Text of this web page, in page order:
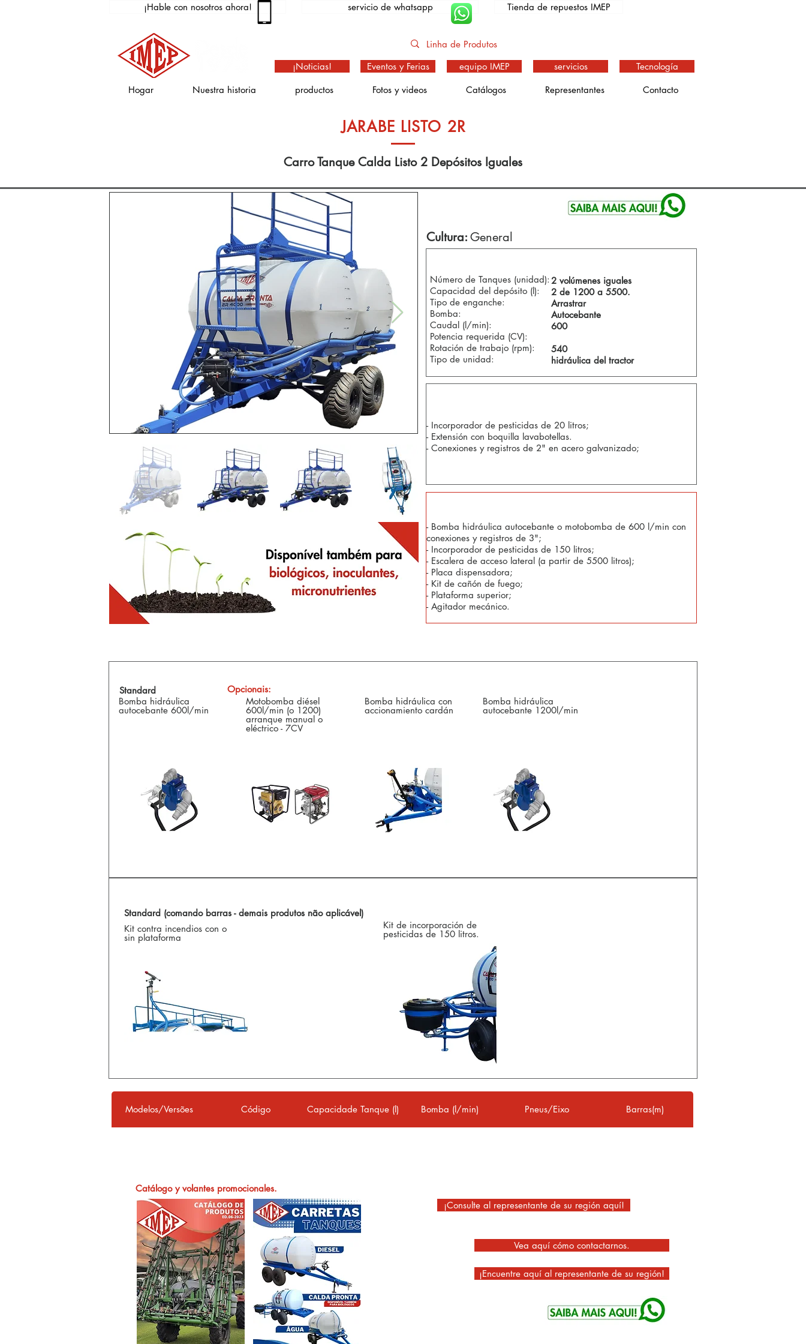
¡Hable con nosotros ahora!
Hogar Nuestra historia productos Fotos y videos Catálogos Representantes Contacto
servicio de whatsapp
¡Noticias! Eventos y Ferias servicios Tecnología
equipo IMEP
Tienda de repuestos IMEP
JARABE LISTO 2R
Carro Tanque Calda Listo 2 Depósitos Iguales
Cultura:General
Número de Tanques (unidad):
Capacidad del depósito (l):
Tipo de enganche:
Bomba:
Caudal (l/min):
Potencia requerida (CV):
Rotación de trabajo (rpm):
Tipo de unidad:
2 volúmenes iguales
2 de 1200 a 5500.
Arrastrar
Autocebante
600
540
hidráulica del tractor
¡Consulte al representante de su región aquí!
- Incorporador de pesticidas de 20 litros;
- Extensión con boquilla lavabotellas.
- Conexiones y registros de 2" en acero galvanizado;
- Bomba hidráulica autocebante o motobomba de 600 l/min con
conexiones y registros de 3";
- Incorporador de pesticidas de 150 litros;
- Escalera de acceso lateral (a partir de 5500 litros);
- Placa dispensadora;
- Kit de cañón de fuego;
- Plataforma superior;
- Agitador mecánico.
Bomba hidráulica
autocebante 600l/min
Standard
Opcionais:
Motobomba diésel
600l/min (o 1200)
arranque manual o
eléctrico - 7CV
Bomba hidráulica con
accionamiento cardán
Bomba hidráulica
autocebante 1200l/min
Standard (comando barras - demais produtos não aplicável)
Kit contra incendios con o
sin plataforma
Kit de incorporación de
pesticidas de 150 litros.
Modelos/Versões Código Capacidade Tanque (l) Bomba (l/min) Pneus/Eixo Barras(m)
Catálogo y volantes promocionales.
Vea aquí cómo contactarnos.
¡Encuentre aquí al representante de su región!